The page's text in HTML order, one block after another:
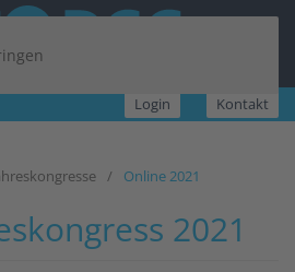
Login Kontakt
Online 2021
2021